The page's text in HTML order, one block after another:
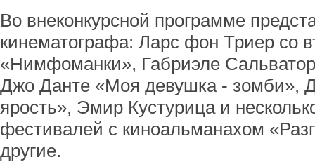
Во внеконкурсной программе
кинематографа: Ларс фон Триер со
«Нимфоманки», Габриэле
Джо Данте «Моя девушка - зомби»,
ярость», Эмир Кустурица и
фестивалей с киноальманахом
другие.